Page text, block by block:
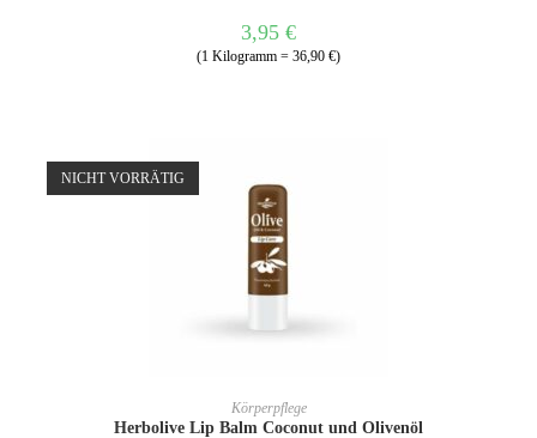
3,95 €
(1 Kilogramm = 36,90 €)
NICHT VORRÄTIG
WEITERLESEN
Körperpflege
Herbolive Lip Balm Coconut und Olivenöl